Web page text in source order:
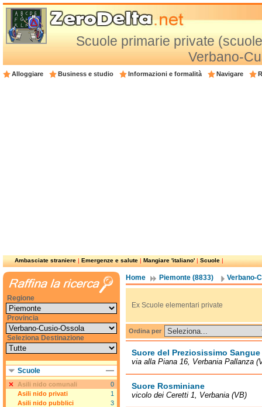
Scuole primarie private
Verbano-
Alloggiare Business e studio Informazioni e formalità Navigare
Ambasciate straniere|Emergenze e salute|Mangiare 'italiano'|Scuole|
Home Piemonte (8833) Verbano-
Ex Scuole elementari private
Ordina per
Suore del Preziosissimo Sangue
via alla Piana 16, Verbania Pallanza
Suore Rosminiane
vicolo dei Ceretti 1, Verbania (VB)
Regione
Provincia
Seleziona Destinazione
Scuole
Asili nido comunali
0
Asili nido privati
1
Asili nido pubblici
3